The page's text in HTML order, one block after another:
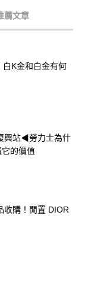
薦文章
K金和白金有何
興站◀勞力士為什
的價值
購！閒置 DIOR